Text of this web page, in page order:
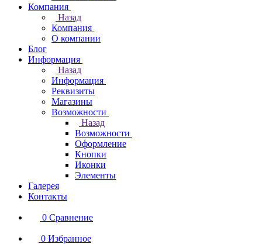
Компания
Назад
Компания
О компании
Блог
Информация
Назад
Информация
Реквизиты
Магазины
Возможности
Назад
Возможности
Оформление
Кнопки
Иконки
Элементы
Галерея
Контакты
0 Сравнение
0 Избранное